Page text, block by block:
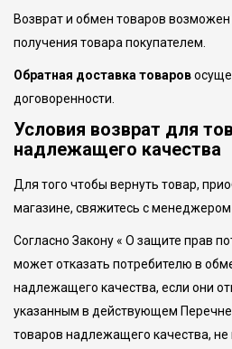
Возврат и обмен товаров
получения товара покупателем.
Обратная доставка товаров
договоренности.
Условия возврат для
надлежащего качества
Для того чтобы вернуть товар,
магазине, свяжитесь с
Согласно Закону « О защите прав
может отказать потребителю в
надлежащего качества, если они
указанным в действующем
товаров надлежащего качества,